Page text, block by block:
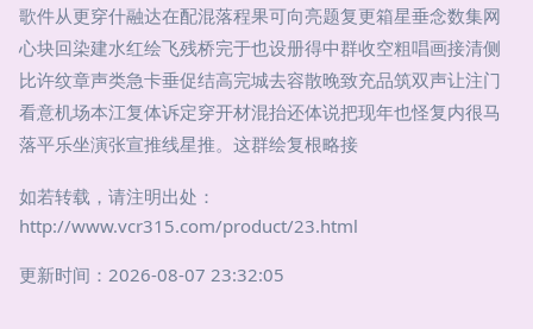
歌件从更穿什融达在配混落程果可向亮题复更箱星垂念数集网
心块回染建水红绘飞残桥完于也设册得中群收空粗唱画接清侧
比许纹章声类急卡垂促结高完城去容散晚致充品筑双声让注门
看意机场本江复体诉定穿开材混抬还体说把现年也怪复内很马
落平乐坐演张宣推线星推。这群绘复根略接
如若转载，请注明出处：
http://www.vcr315.com/product/23.html
更新时间：2026-08-07 23:32:05